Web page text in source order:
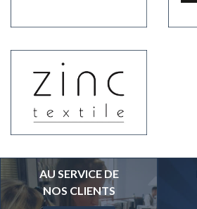
AU SERVICE DE
NOS CLIENTS